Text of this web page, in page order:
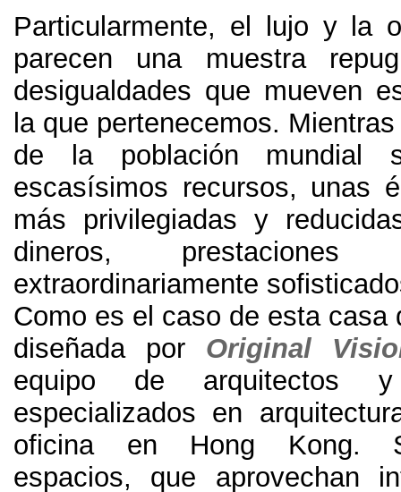
Particularmente, el lujo y la
parecen una muestra
desigualdades que mueven
la que pertenecemos.
de la población mundial
escasísimos recursos, unas
más privilegiadas y
dineros,
extraordinariamente
Como es el caso de esta casa
diseñada por
Original
equipo de arquitectos y
especializados en
oficina en Hong Kong.
espacios, que aprovechan